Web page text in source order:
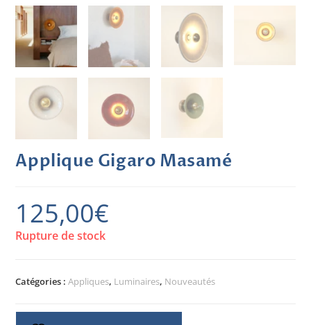
Applique Gigaro Masamé
125,00€
Rupture de stock
Catégories :Appliques, Luminaires, Nouveautés